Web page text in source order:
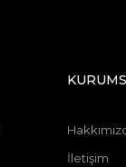
İletişim